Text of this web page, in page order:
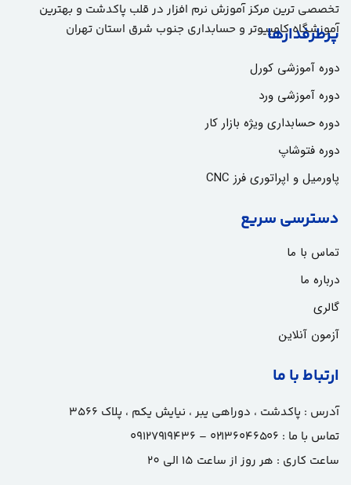
تخصصی ترین مرکز آموزش نرم افزار در قلب پاکدشت و بهترین
آموزشگاه کامپیوتر و حسابداری جنوب شرق استان تهران
پرطرفدارها
دوره آموزشی کورل
دوره آموزشی ورد
دوره حسابداری ویژه بازار کار
دوره فتوشاپ
پاورمیل و اپراتوری فرز CNC
دسترسی سریع
تماس با ما
درباره ما
گالری
آزمون آنلاین
ارتباط با ما
آدرس : پاکدشت ، دوراهی یبر ، نیایش یکم ، پلاک ۳۵۶۶
تماس با ما :
ساعت کاری : هر روز از ساعت 15 الی 20